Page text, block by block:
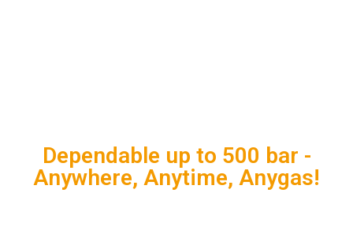
Dependable up to 500 bar -
Anywhere, Anytime, Anygas!